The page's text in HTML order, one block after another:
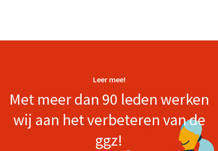
Leer mee!
Met meer dan 90 leden werken
wij aan het verbeteren van de
ggz!